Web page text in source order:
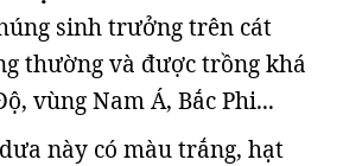
sinh trưởng trên cát
thường và được trồng khá
vùng Nam Á, Bắc Phi...
này có màu trắng, hạt